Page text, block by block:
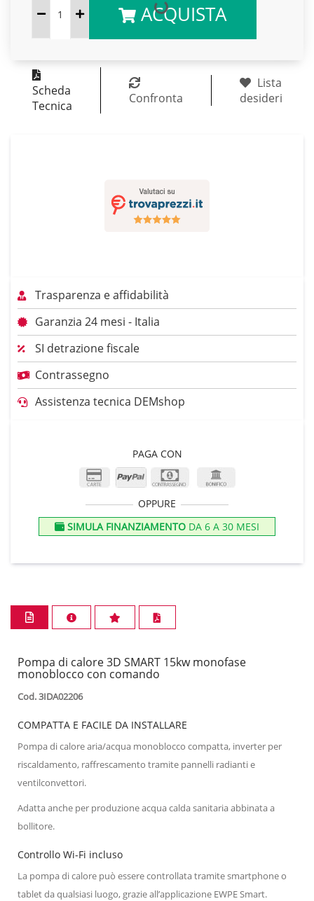
ACQUISTA
Scheda
Tecnica
Confronta
Lista
desideri
Trasparenza e affidabilità
Garanzia 24 mesi - Italia
SI detrazione fiscale
Contrassegno
Assistenza tecnica DEMshop
PAGA CON
OPPURE
SIMULA FINANZIAMENTO DA 6 A 30 MESI
Pompa di calore 3D SMART 15kw monofase
monoblocco con comando
Cod. 3IDA02206
COMPATTA E FACILE DA INSTALLARE
Pompa di calore aria/acqua monoblocco compatta, inverter per
riscaldamento, raffrescamento tramite pannelli radianti e
ventilconvettori.
Adatta anche per produzione acqua calda sanitaria abbinata a
bollitore.
Controllo Wi-Fi incluso
La pompa di calore può essere controllata tramite smartphone o
tablet da qualsiasi luogo, grazie all’applicazione EWPE Smart.